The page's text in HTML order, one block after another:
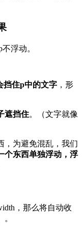
浮动。
挡住p中的文字 ，形
遮挡住。（文字就像
，为避免混乱，我们
个东西单独浮动，浮
，那么将自动收